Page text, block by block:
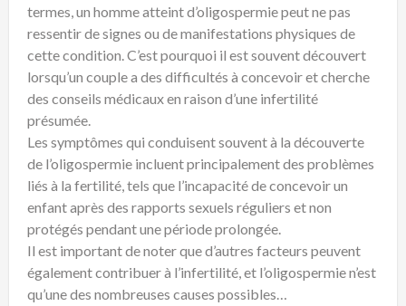
termes, un homme atteint d’oligospermie peut ne pas
ressentir de signes ou de manifestations physiques de
cette condition. C’est pourquoi il est souvent découvert
lorsqu’un couple a des difficultés à concevoir et cherche
des conseils médicaux en raison d’une infertilité
présumée.
Les symptômes qui conduisent souvent à la découverte
de l’oligospermie incluent principalement des problèmes
liés à la fertilité, tels que l’incapacité de concevoir un
enfant après des rapports sexuels réguliers et non
protégés pendant une période prolongée.
Il est important de noter que d’autres facteurs peuvent
également contribuer à l’infertilité, et l’oligospermie n’est
qu’une des nombreuses causes possibles…